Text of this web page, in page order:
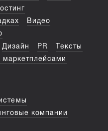
Видео
Дизайн PR
Тексты
маркетплейсами
компании